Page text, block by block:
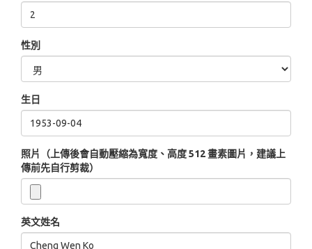
性別
生日
照片（上傳後會自動壓縮為寬度、高度 512 畫素圖片，建議上
傳前先自行剪裁）
英文姓名